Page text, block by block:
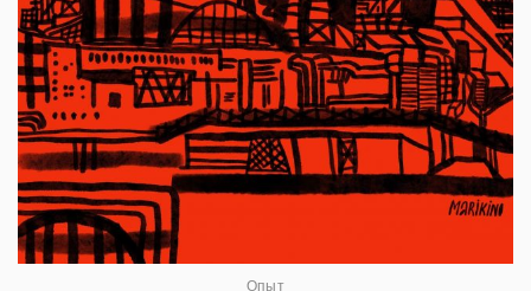
Опыт